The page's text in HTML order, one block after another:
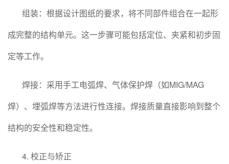
组装：根据设计图纸的要求，将不同部件组合在一起形
成完整的结构单元。这一步骤可能包括定位、夹紧和初步固
定等工作。
焊接：采用手工电弧焊、气体保护焊（如MIG/MAG
焊）、埋弧焊等方法进行性连接。焊接质量直接影响到整个
结构的安全性和稳定性。
4. 校正与矫正